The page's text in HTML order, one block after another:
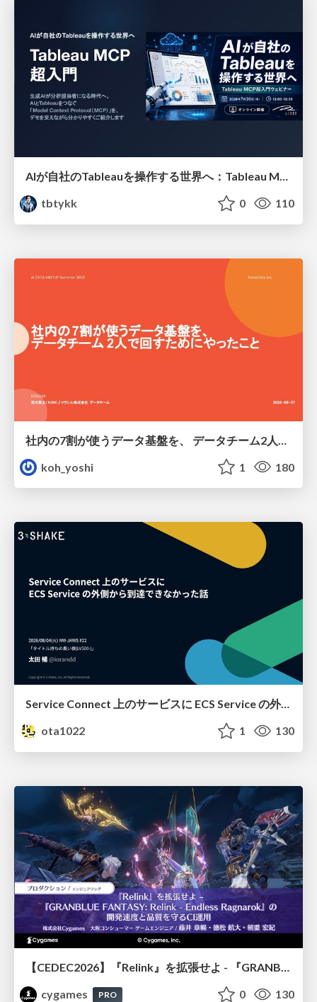
AIが自社のTableauを操作する世界へ：Tableau MCP超入門
tbtykk
0 110
koh_yoshi
1 180
Service Connect 上のサービスに ECS Service の外側から到達できなかった話
ota1022
1 130
【CEDEC2026】『Relink』を拡張せよ - 『GRANBLUE FANTASY: Relink - Endless Ragnarok』の開発速度と品質を守るCI運用
cygames
PRO 0 130